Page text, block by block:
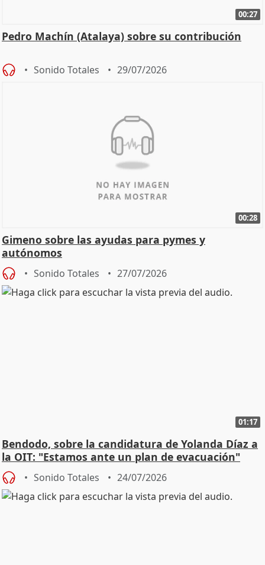
00:27
Pedro Machín (Atalaya) sobre su contribución
Sonido Totales 29/07/2026
00:28
Gimeno sobre las ayudas para pymes y
autónomos
Sonido Totales 27/07/2026
01:17
Bendodo, sobre la candidatura de Yolanda Díaz a
la OIT: "Estamos ante un plan de evacuación"
Sonido Totales 24/07/2026